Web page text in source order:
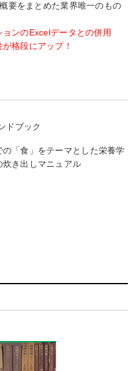
要をまとめた業界唯一のもの
ョンのExcelデータとの併用
格段にアップ！
ドブック
の「食」をテーマとした栄養学
炊き出しマニュアル